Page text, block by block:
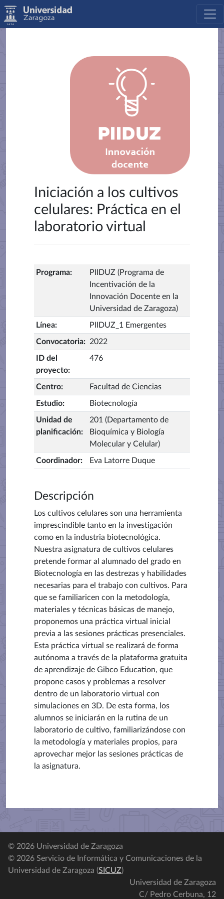
Iniciación a los cultivos
celulares: Práctica en el
laboratorio virtual
Programa:
PIIDUZ (Programa de
Incentivación de la
Innovación Docente en la
Universidad de Zaragoza)
Línea: PIIDUZ_1 Emergentes
Convocatoria: 2022
ID del
proyecto:
476
Centro: Facultad de Ciencias
Estudio: Biotecnología
Unidad de
planificación:
201 (Departamento de
Bioquímica y Biología
Molecular y Celular)
Coordinador: Eva Latorre Duque
Descripción
Los cultivos celulares son una herramienta
imprescindible tanto en la investigación
como en la industria biotecnológica.
Nuestra asignatura de cultivos celulares
pretende formar al alumnado del grado en
Biotecnología en las destrezas y habilidades
necesarias para el trabajo con cultivos. Para
que se familiaricen con la metodología,
materiales y técnicas básicas de manejo,
proponemos una práctica virtual inicial
previa a las sesiones prácticas presenciales.
Esta práctica virtual se realizará de forma
autónoma a través de la plataforma gratuita
de aprendizaje de Gibco Education, que
propone casos y problemas a resolver
dentro de un laboratorio virtual con
simulaciones en 3D. De esta forma, los
alumnos se iniciarán en la rutina de un
laboratorio de cultivo, familiarizándose con
la metodología y materiales propios, para
aprovechar mejor las sesiones prácticas de
la asignatura.
© 2026 Universidad de Zaragoza
© 2026 Servicio de Informática y Comunicaciones de la
Universidad de Zaragoza (SICUZ)
Universidad de Zaragoza
C/ Pedro Cerbuna, 12